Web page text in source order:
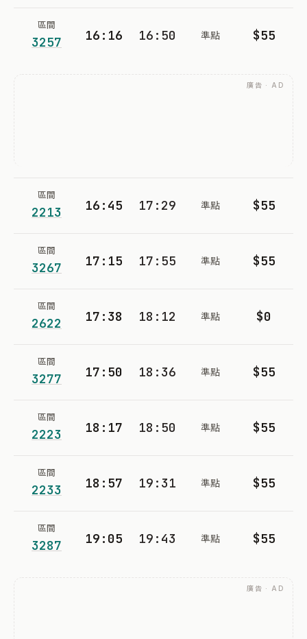
區間
3257 16:16 16:50 準點 $55
廣告 · AD
區間
2213 16:45 17:29 準點 $55
區間
3267 17:15 17:55 準點 $55
區間
2622 17:38 18:12 準點 $0
區間
3277 17:50 18:36 準點 $55
區間
2223 18:17 18:50 準點 $55
區間
2233 18:57 19:31 準點 $55
區間
3287 19:05 19:43 準點 $55
廣告 · AD